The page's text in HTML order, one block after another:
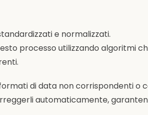
e normalizzati.
processo utilizzando algoritmi
di data non corrispondenti o
automaticamente,